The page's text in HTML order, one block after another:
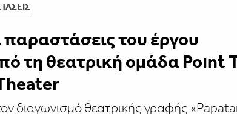
παραστάσεις του έργου
τη θεατρική ομάδα Poınt
διαγωνισμό θεατρικής γραφής